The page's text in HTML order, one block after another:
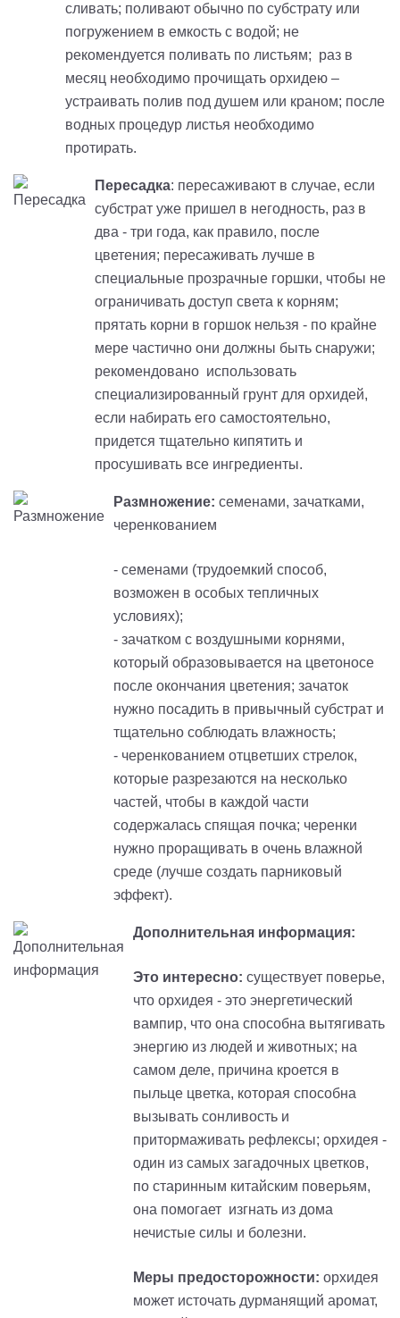
сливать; поливают обычно по субстрату или
погружением в емкость с водой; не
рекомендуется поливать по листьям; раз в
месяц необходимо прочищать орхидею –
устраивать полив под душем или краном; после
водных процедур листья необходимо
протирать.
Пересадка: пересаживают в случае, если
субстрат уже пришел в негодность, раз в
два - три года, как правило, после
цветения; пересаживать лучше в
специальные прозрачные горшки, чтобы не
ограничивать доступ света к корням;
прятать корни в горшок нельзя - по крайне
мере частично они должны быть снаружи;
рекомендовано использовать
специализированный грунт для орхидей,
если набирать его самостоятельно,
придется тщательно кипятить и
просушивать все ингредиенты.
Размножение: семенами, зачатками,
черенкованием
- семенами (трудоемкий способ,
возможен в особых тепличных
условиях);
- зачатком с воздушными корнями,
который образовывается на цветоносе
после окончания цветения; зачаток
нужно посадить в привычный субстрат и
тщательно соблюдать влажность;
- черенкованием отцветших стрелок,
которые разрезаются на несколько
частей, чтобы в каждой части
содержалась спящая почка; черенки
нужно проращивать в очень влажной
среде (лучше создать парниковый
эффект).
Дополнительная информация:
Это интересно: существует поверье,
что орхидея - это энергетический
вампир, что она способна вытягивать
энергию из людей и животных; на
самом деле, причина кроется в
пыльце цветка, которая способна
вызывать сонливость и
притормаживать рефлексы; орхидея -
один из самых загадочных цветков,
по старинным китайским поверьям,
она помогает изгнать из дома
нечистые силы и болезни.
Меры предосторожности: орхидея
может источать дурманящий аромат,